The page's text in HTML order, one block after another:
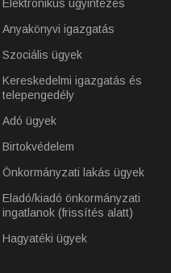
Elektronikus ügyintézés
Anyakönyvi igazgatás
Szociális ügyek
Kereskedelmi igazgatás és
telepengedély
Adó ügyek
Birtokvédelem
Önkormányzati lakás ügyek
Eladó/kiadó önkormányzati
ingatlanok (frissítés alatt)
Hagyatéki ügyek